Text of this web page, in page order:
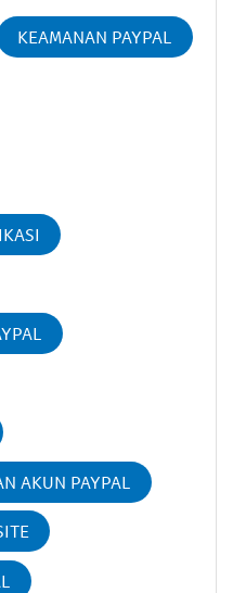
KEAMANAN PAYPAL
AKUN PAYPAL